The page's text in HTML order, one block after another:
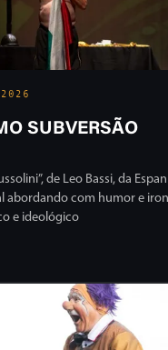
SUBVERSÃO
de Leo Bassi, da
abordando com humor e
e ideológico